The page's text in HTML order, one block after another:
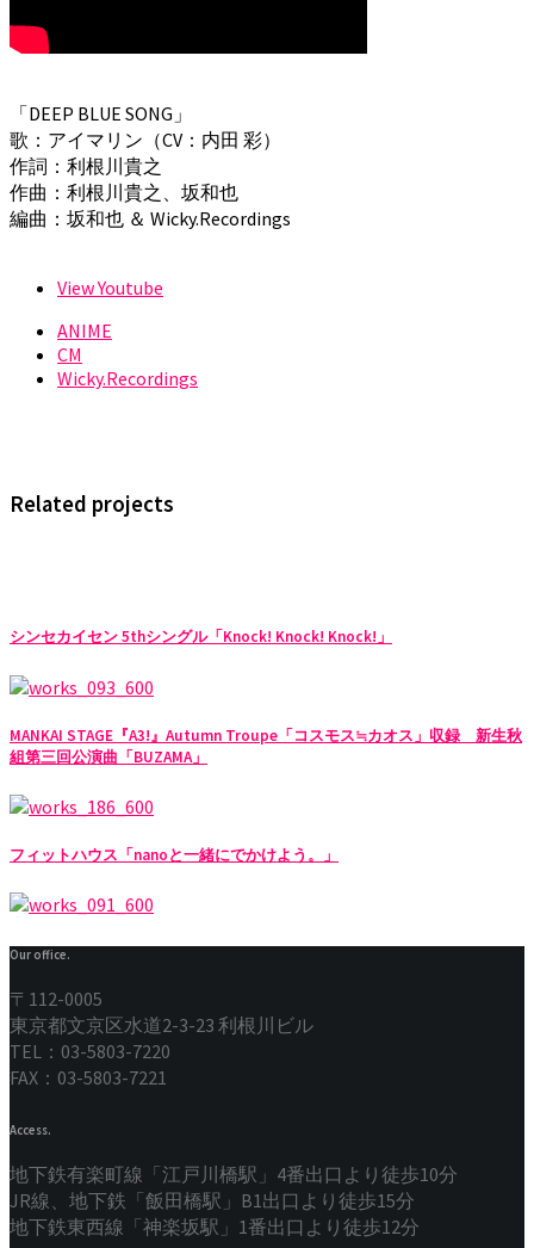
「DEEP BLUE SONG」
歌：アイマリン（CV：内田 彩）
作詞：利根川貴之
作曲：利根川貴之、坂和也
編曲：坂和也 ＆ Wicky.Recordings
View Youtube
ANIME
CM
Wicky.Recordings
Related projects
シンセカイセン 5thシングル「Knock! Knock! Knock!」
MANKAI STAGE『A3!』Autumn Troupe「コスモス≒カオス」収録 新生秋
組第三回公演曲「BUZAMA」
フィットハウス「nanoと一緒にでかけよう。」
Our office.
〒112-0005
東京都文京区水道2-3-23 利根川ビル
TEL：03-5803-7220
FAX：03-5803-7221
Access.
地下鉄有楽町線「江戸川橋駅」4番出口より徒歩10分
JR線、地下鉄「飯田橋駅」B1出口より徒歩15分
地下鉄東西線「神楽坂駅」1番出口より徒歩12分